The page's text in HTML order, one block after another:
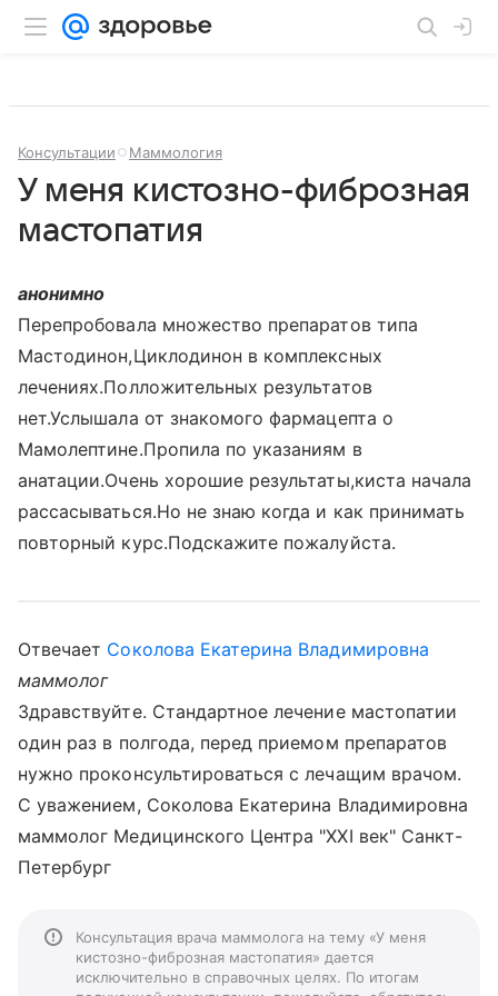
Консультации Маммология
У меня кистозно-фиброзная
мастопатия
анонимно
Перепробовала множество препаратов типа
Мастодинон,Циклодинон в комплексных
лечениях.Полложительных результатов
нет.Услышала от знакомого фармацепта о
Мамолептине.Пропила по указаниям в
анатации.Очень хорошие результаты,киста начала
рассасываться.Но не знаю когда и как принимать
повторный курс.Подскажите пожалуйста.
Отвечает Соколова Екатерина Владимировна
маммолог
Здравствуйте. Стандартное лечение мастопатии
один раз в полгода, перед приемом препаратов
нужно проконсультироваться с лечащим врачом.
С уважением, Соколова Екатерина Владимировна
маммолог Медицинского Центра "XXI век" Санкт-
Петербург
Консультация врача маммолога на тему «У меня
кистозно-фиброзная мастопатия» дается
исключительно в справочных целях. По итогам